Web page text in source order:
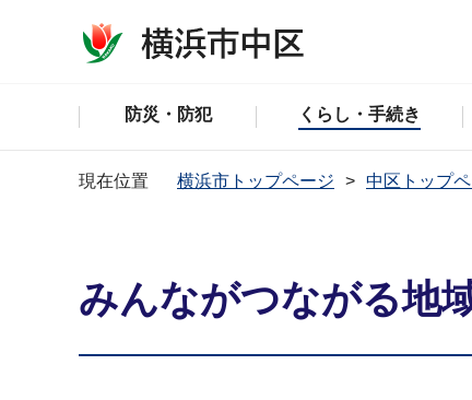
防災・防犯 くらし・手続き
現在位置 横浜市トップページ 中区トップ
みんながつながる地